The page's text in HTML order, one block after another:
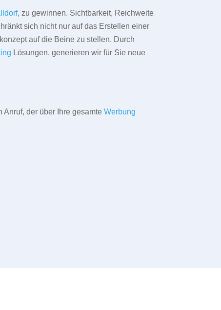
, zu gewinnen. Sichtbarkeit, Reichweite
sich nicht nur auf das Erstellen einer
auf die Beine zu stellen. Durch
Lösungen, generieren wir für Sie neue
Anruf, der über Ihre gesamteWerbung